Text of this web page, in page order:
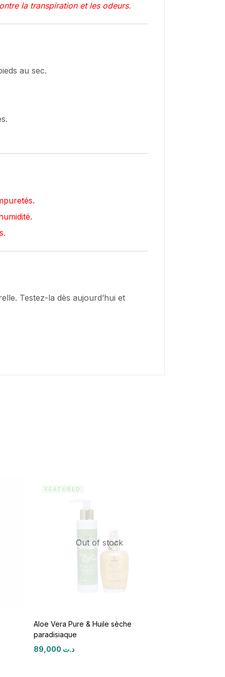
la transpiration et les odeurs.
au sec.
Testez-la dès aujourd’hui et
Out of stock
FEATURED
Aloe Vera Pure & Huile sèche
paradisiaque
د.ت